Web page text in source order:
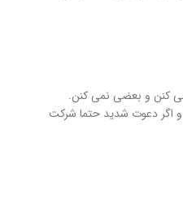
می کنن و بعضی نمی کنن.
و اگر دعوت شدید حتما شرکت